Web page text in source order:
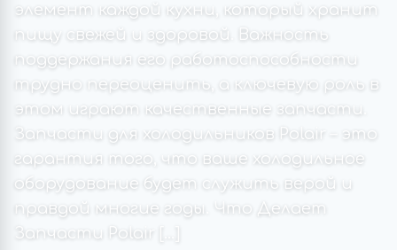
элемент каждой кухни, который хранит
пищу свежей и здоровой. Важность
поддержания его работоспособности
трудно переоценить, а ключевую роль в
этом играют качественные запчасти.
Запчасти для холодильников Polair – это
гарантия того, что ваше холодильное
оборудование будет служить верой и
правдой многие годы. Что Делает
Запчасти Polair […]